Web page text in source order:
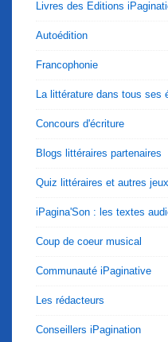
Livres des Editions
Autoédition
Francophonie
La littérature dans tous ses
Concours d'écriture
Blogs littéraires partenaires
Quiz littéraires et autres jeux
iPagina'Son : les textes
Coup de coeur musical
Communauté iPaginative
Les rédacteurs
Conseillers iPagination